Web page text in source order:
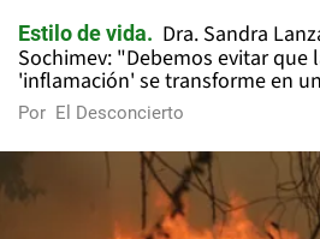
Estilo de vida
Dra. Sandra
Sochimev: "Debemos evitar que
'inflamación' se transforme en
Por El Desconcierto